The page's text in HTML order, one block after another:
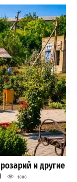
и другие
1000